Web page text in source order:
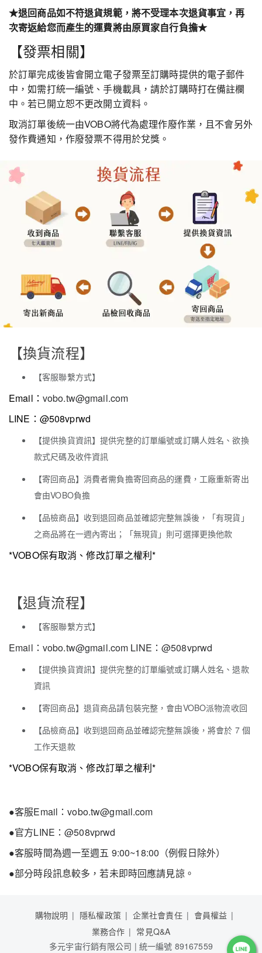
★退回商品如不符退貨規範，將不受理本次退貨事宜，再
次寄返給您而產生的運費將由原買家自行負擔★
【發票相關】
於訂單完成後皆會開立電子發票至訂購時提供的電子郵件
中，如需打統一編號、手機載具，請於訂購時打在備註欄
中。若已開立恕不更改開立資料。
取消訂單後統一由VOBO將代為處理作廢作業，且不會另外
發作費通知，作廢發票不得用於兌獎。
【換貨流程】
【客服聯繫方式】
Email： vobo.tw@gmail.com
LINE：@508vprwd
【提供換貨資訊】提供完整的訂單編號或訂購人姓名、欲換
款式尺碼及收件資訊
【寄回商品】消費者需負擔寄回商品的運費，工廠重新寄出
會由VOBO負擔
【品檢商品】收到退回商品並確認完整無誤後，「有現貨」
之商品將在一週內寄出；「無現貨」則可選擇更換他款
*VOBO保有取消、修改訂單之權利*
【退貨流程】
【客服聯繫方式】
Email：vobo.tw@gmail.com LINE：@508vprwd
【提供換貨資訊】提供完整的訂單編號或訂購人姓名、退款
資訊
【寄回商品】退貨商品請包裝完整，會由VOBO派物流收回
【品檢商品】收到退回商品並確認完整無誤後，將會於 7 個
工作天退款
*VOBO保有取消、修改訂單之權利*
●客服Email：vobo.tw@gmail.com
●官方LINE：@508vprwd
●客服時間為週一至週五 9:00~18:00（例假日除外）
●部分時段訊息較多，若未即時回應請見諒。
購物說明 隱私權政策 企業社會責任
會員權益
業務合作
常見Q&A
多元宇宙行銷有限公司 | 統一編號 89167559